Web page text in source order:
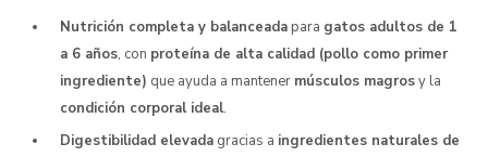
Nutrición completa y balanceada para gatos adultos de 1
a 6 años, con proteína de alta calidad (pollo como primer
ingrediente) que ayuda a mantener músculos magrosy la
condición corporal ideal.
Digestibilidad elevada gracias a ingredientes naturales de